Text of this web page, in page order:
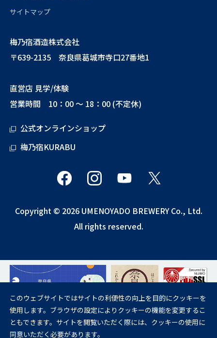
サイトマップ
梅乃宿酒造株式会社
〒639-2135 奈良県葛城市寺口27番地1
直営店 見学/体験
営業時間 10：00 ～ 18：00 (不定休)
公式オンラインショップ
梅乃宿KURABU
Copyright © 2026 UMENOYADO BREWERY Co., Ltd.
All rights reserved.
飲酒は20歳になってから。
妊娠中や授乳期の飲酒は、胎児・乳児の発育に悪影響を与えるおそれが
あります。
このウェブサイトではサイトの利便性の向上を目的にクッキーを
使用します。ブラウザの設定によりクッキーの機能を変更するこ
ともできます。サイトを閲覧いただく際には、クッキーの使用に
同意いただく必要があります。